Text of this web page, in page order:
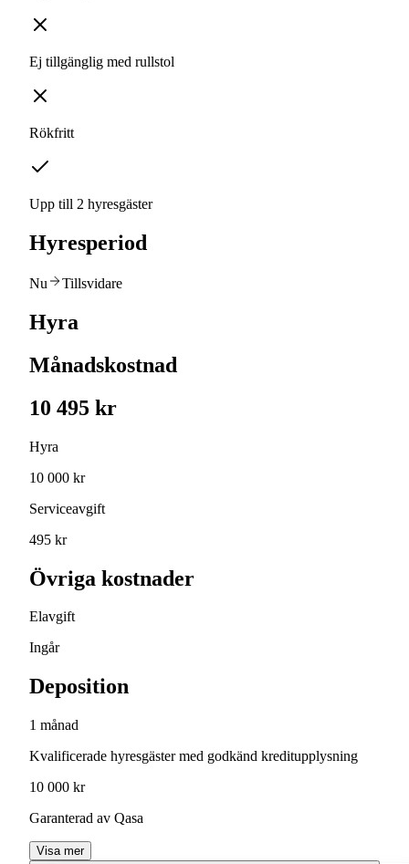
Ej tillgänglig med rullstol
Rökfritt
Upp till 2 hyresgäster
Hyresperiod
Nu Tillsvidare
Hyra
Månadskostnad
10 495 kr
Hyra
10 000 kr
Serviceavgift
495 kr
Övriga kostnader
Elavgift
Ingår
Deposition
1 månad
Kvalificerade hyresgäster med godkänd kreditupplysning
10 000 kr
Garanterad av Qasa
Visa mer